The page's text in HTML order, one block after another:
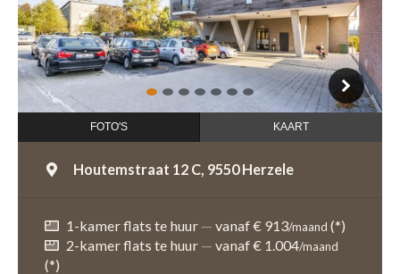
1 2 3 4 5 6 7
FOTO'S KAART
Houtemstraat 12 C, 9550 Herzele
1-kamer flats te huur — vanaf € 913/maand (*)
2-kamer flats te huur — vanaf € 1.004/maand
(*)